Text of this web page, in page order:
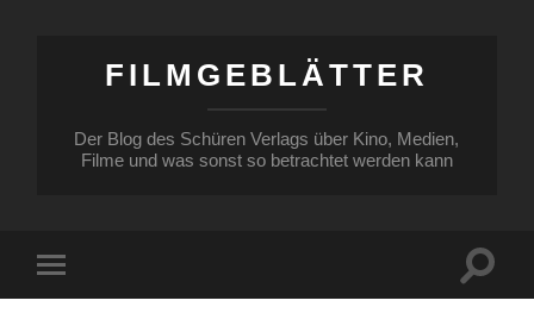
FILMGEBLÄTTER
Der Blog des Schüren Verlags über Kino, Medien,
Filme und was sonst so betrachtet werden kann
Menü